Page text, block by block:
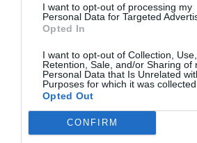
I want to opt-out of processing my
Personal Data for Targeted
Opted In
I want to opt-out of Collection, Use,
Retention, Sale, and/or Sharing of
Personal Data that Is Unrelated
Purposes for which it was collected.
Opted Out
CONFIRM
Publicidad
2Playbook Club2P